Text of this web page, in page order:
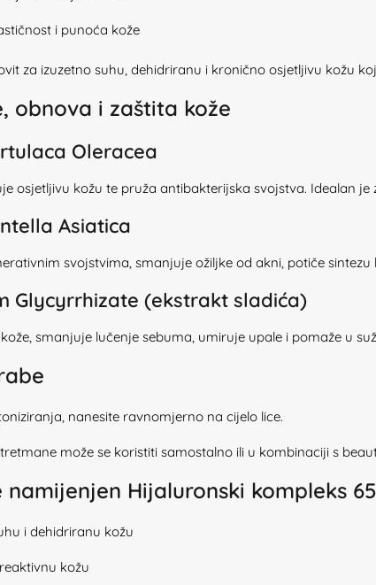
i punoća kože
za izuzetno suhu, dehidriranu i kronično osjetljivu kožu
obnova i zaštita kože
Oleracea
osjetljivu kožu te pruža antibakterijska svojstva. Idealan
Asiatica
svojstvima, smanjuje ožiljke od akni, potiče
Glycyrrhizate (ekstrakt sladića)
smanjuje lučenje sebuma, umiruje upale i pomaže u
nanesite ravnomjerno na cijelo lice.
može se koristiti samostalno ili u kombinaciji s
Hijaluronski kompleks
i dehidriranu kožu
kožu